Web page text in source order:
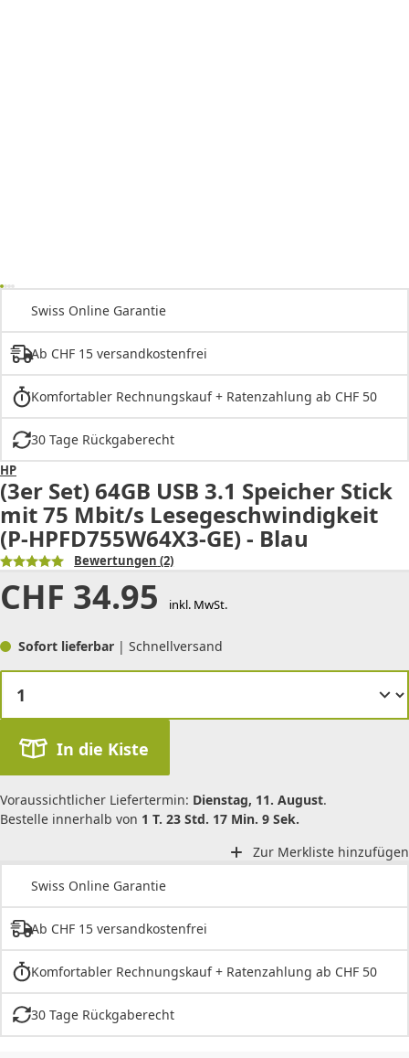
Swiss Online Garantie
Ab CHF 15 versandkostenfrei
Komfortabler Rechnungskauf + Ratenzahlung ab CHF 50
30 Tage Rückgaberecht
HP
(3er Set) 64GB USB 3.1 Speicher Stick
mit 75 Mbit/s Lesegeschwindigkeit
(P-HPFD755W64X3-GE) - Blau
Bewertungen (2)
CHF 34.95 inkl. MwSt.
Sofort lieferbar | Schnellversand
In die Kiste
Voraussichtlicher Liefertermin: Dienstag, 11. August.
Bestelle innerhalb von 1 T. 23 Std. 17 Min. 9 Sek.
Zur Merkliste hinzufügen
Swiss Online Garantie
Ab CHF 15 versandkostenfrei
Komfortabler Rechnungskauf + Ratenzahlung ab CHF 50
30 Tage Rückgaberecht